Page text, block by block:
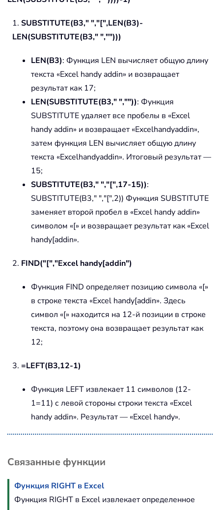
1. SUBSTITUTE(B3," ","[",LEN(B3)-
LEN(SUBSTITUTE(B3," ","")))
LEN(B3): Функция LEN вычисляет общую длину
текста «Excel handy addin» и возвращает
результат как 17;
LEN(SUBSTITUTE(B3," ","")): Функция
SUBSTITUTE удаляет все пробелы в «Excel
handy addin» и возвращает «Excelhandyaddin»,
затем функция LEN вычисляет общую длину
текста «Excelhandyaddin». Итоговый результат —
15;
SUBSTITUTE(B3," ","[",17-15)):
SUBSTITUTE(B3," ","[",2)) Функция SUBSTITUTE
заменяет второй пробел в «Excel handy addin»
символом «[» и возвращает результат как «Excel
handy[addin».
2. FIND("[","Excel handy[addin")
Функция FIND определяет позицию символа «[»
в строке текста «Excel handy[addin». Здесь
символ «[» находится на 12-й позиции в строке
текста, поэтому она возвращает результат как
12;
3. =LEFT(B3,12-1)
Функция LEFT извлекает 11 символов (12-
1=11) с левой стороны строки текста «Excel
handy addin». Результат — «Excel handy».
Связанные функции
Функция RIGHT в Excel
Функция RIGHT в Excel извлекает определенное